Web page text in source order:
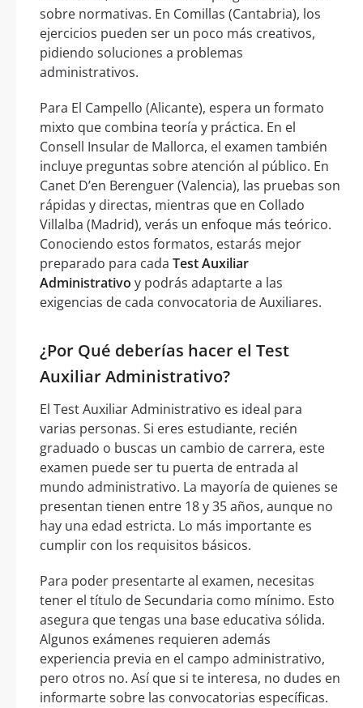
sobre normativas. En Comillas (Cantabria), los
ejercicios pueden ser un poco más creativos,
pidiendo soluciones a problemas
administrativos.
Para El Campello (Alicante), espera un formato
mixto que combina teoría y práctica. En el
Consell Insular de Mallorca, el examen también
incluye preguntas sobre atención al público. En
Canet D’en Berenguer (Valencia), las pruebas son
rápidas y directas, mientras que en Collado
Villalba (Madrid), verás un enfoque más teórico.
Conociendo estos formatos, estarás mejor
preparado para cada Test Auxiliar
Administrativo y podrás adaptarte a las
exigencias de cada convocatoria de Auxiliares.
¿Por Qué deberías hacer el Test
Auxiliar Administrativo?
El Test Auxiliar Administrativo es ideal para
varias personas. Si eres estudiante, recién
graduado o buscas un cambio de carrera, este
examen puede ser tu puerta de entrada al
mundo administrativo. La mayoría de quienes se
presentan tienen entre 18 y 35 años, aunque no
hay una edad estricta. Lo más importante es
cumplir con los requisitos básicos.
Para poder presentarte al examen, necesitas
tener el título de Secundaria como mínimo. Esto
asegura que tengas una base educativa sólida.
Algunos exámenes requieren además
experiencia previa en el campo administrativo,
pero otros no. Así que si te interesa, no dudes en
informarte sobre las convocatorias específicas.